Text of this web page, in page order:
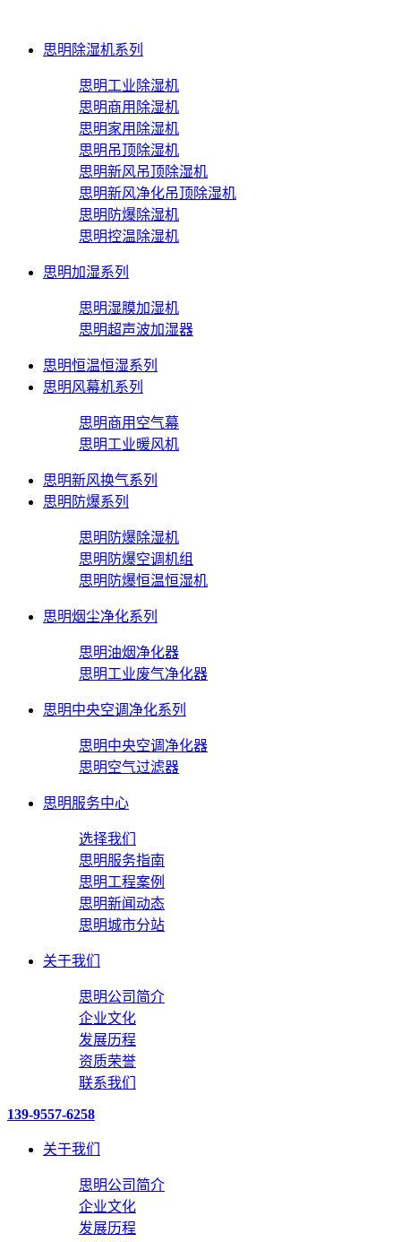
思明除湿机系列
思明工业除湿机
思明商用除湿机
思明家用除湿机
思明吊顶除湿机
思明新风吊顶除湿机
思明新风净化吊顶除湿机
思明防爆除湿机
思明控温除湿机
思明加湿系列
思明湿膜加湿机
思明超声波加湿器
思明恒温恒湿系列
思明风幕机系列
思明商用空气幕
思明工业暖风机
思明新风换气系列
思明防爆系列
思明防爆除湿机
思明防爆空调机组
思明防爆恒温恒湿机
思明烟尘净化系列
思明油烟净化器
思明工业废气净化器
思明中央空调净化系列
思明中央空调净化器
思明空气过滤器
思明服务中心
选择我们
思明服务指南
思明工程案例
思明新闻动态
思明城市分站
关于我们
思明公司简介
企业文化
发展历程
资质荣誉
联系我们
139-9557-6258
关于我们
思明公司简介
企业文化
发展历程